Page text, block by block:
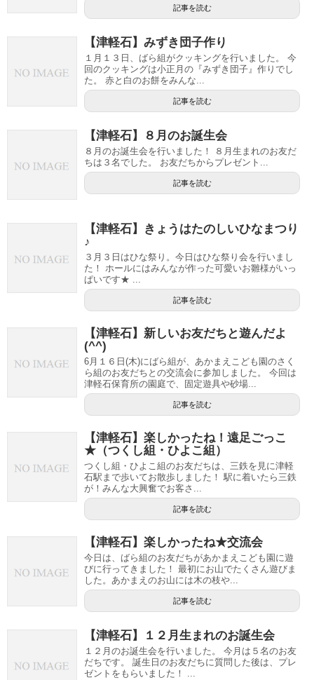
記事を読む
【津軽石】みずき団子作り
１月１３日、ばら組がクッキングを行いました。 今
回のクッキングは小正月の『みずき団子』作りでし
た。 赤と白のお餅をみんな...
記事を読む
【津軽石】８月のお誕生会
８月のお誕生会を行いました！ ８月生まれのお友だ
ちは３名でした。 お友だちからプレゼント...
記事を読む
【津軽石】きょうはたのしいひなまつり
♪
３月３日はひな祭り。今日はひな祭り会を行いまし
た！ ホールにはみんなが作った可愛いお雛様がいっ
ぱいです★ ...
記事を読む
【津軽石】新しいお友だちと遊んだよ
(^^)
6月１６日(木)にばら組が、あかまえこども園のさく
ら組のお友だちとの交流会に参加しました。 今回は
津軽石保育所の園庭で、固定遊具や砂場...
記事を読む
【津軽石】楽しかったね！遠足ごっこ
★（つくし組・ひよこ組）
つくし組・ひよこ組のお友だちは、三鉄を見に津軽
石駅まで歩いてお散歩しました！ 駅に着いたら三鉄
が！みんな大興奮でお客さ...
記事を読む
【津軽石】楽しかったね★交流会
今日は、ばら組のお友だちがあかまえこども園に遊
びに行ってきました！ 最初にお山でたくさん遊びま
した。あかまえのお山には木の枝や...
記事を読む
【津軽石】１２月生まれのお誕生会
１２月のお誕生会を行いました。 今月は５名のお友
だちです。 誕生日のお友だちに質問した後は、プレ
ゼントをもらいました！ ...